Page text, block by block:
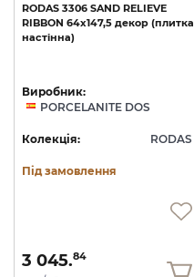
RODAS 3306 SAND RELIEVE
RIBBON 64x147,5 декор (плитка
настінна)
Виробник:
PORCELANITE DOS
Колекція: RODAS
Під замовлення
3 045.84